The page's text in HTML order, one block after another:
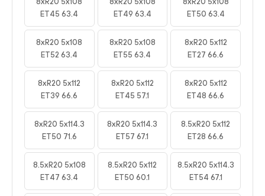
ET45 63.4
ET49 63.4
ET50 63.4
8xR20 5x108
ET52 63.4
8xR20 5x108
ET55 63.4
8xR20 5x112
ET27 66.6
8xR20 5x112
ET39 66.6
8xR20 5x112
ET45 57.1
8xR20 5x112
ET48 66.6
8xR20 5x114.3
ET50 71.6
8xR20 5x114.3
ET57 67.1
8.5xR20 5x112
ET28 66.6
8.5xR20 5x108
ET47 63.4
8.5xR20 5x112
ET50 60.1
8.5xR20 5x114.3
ET54 67.1